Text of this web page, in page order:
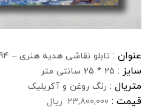
عنوان : تابلو نقاشی هدیه هنری – G0394
سایز : 25 * 25 سانتی متر
متریال : رنگ روغن و آکریلیک
قیمت : 23,800,000 ریال